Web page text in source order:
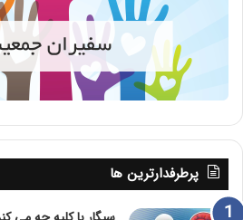
پرطرفدارترین ها